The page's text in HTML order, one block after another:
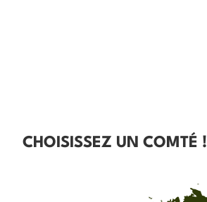
CHOISISSEZ UN COMTÉ !